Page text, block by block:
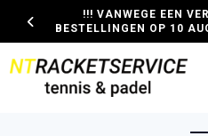
!!! VANWEGE EEN
BESTELLINGEN OP 10